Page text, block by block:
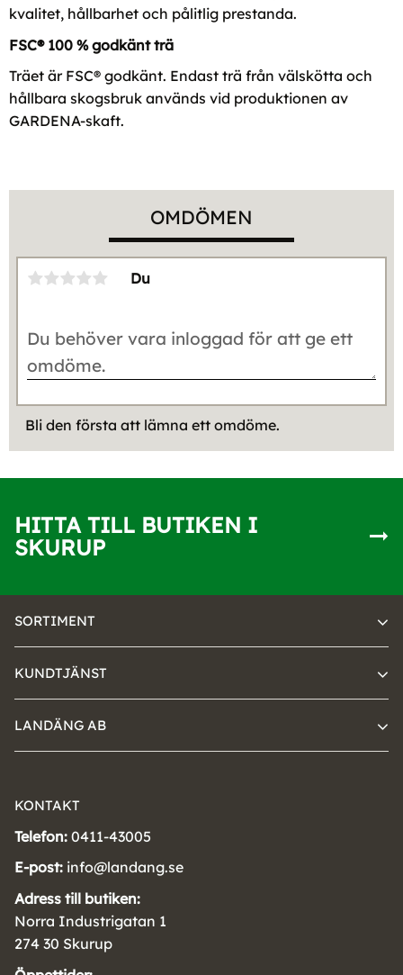
kvalitet, hållbarhet och pålitlig prestanda.
FSC® 100 % godkänt trä
Träet är FSC® godkänt. Endast trä från välskötta och
hållbara skogsbruk används vid produktionen av
GARDENA-skaft.
OMDÖMEN
Du
Bli den första att lämna ett omdöme.
HITTA TILL BUTIKEN I
SKURUP
SORTIMENT
KUNDTJÄNST
LANDÄNG AB
KONTAKT
Telefon: 0411-43005
E-post: info@landang.se
Adress till butiken:
Norra Industrigatan 1
274 30 Skurup